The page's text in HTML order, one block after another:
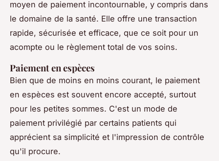
moyen de paiement incontournable, y compris dans
le domaine de la santé. Elle offre une transaction
rapide, sécurisée et efficace, que ce soit pour un
acompte ou le règlement total de vos soins.
Paiement en espèces
Bien que de moins en moins courant, le paiement
en espèces est souvent encore accepté, surtout
pour les petites sommes. C'est un mode de
paiement privilégié par certains patients qui
apprécient sa simplicité et l'impression de contrôle
qu'il procure.